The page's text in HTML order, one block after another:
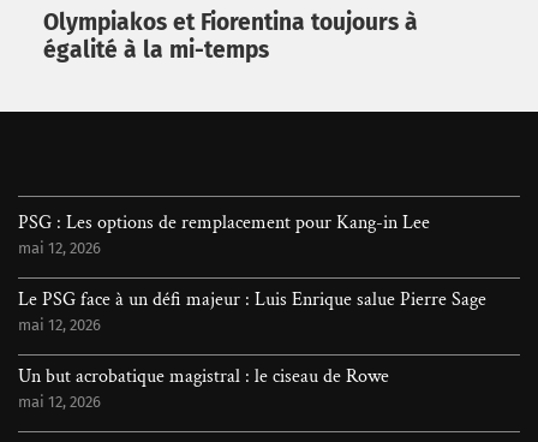
PSG : Les options de remplacement pour Kang-in Lee
mai 12, 2026
Le PSG face à un défi majeur : Luis Enrique salue Pierre Sage
mai 12, 2026
Un but acrobatique magistral : le ciseau de Rowe
mai 12, 2026
Olympiakos et Fiorentina toujours à
égalité à la mi-temps